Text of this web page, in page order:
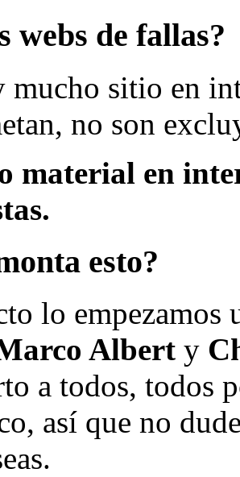
webs de fallas?
mucho sitio en
no son
material en
esto?
lo empezamos
Albert y
a todos, todos
así que no